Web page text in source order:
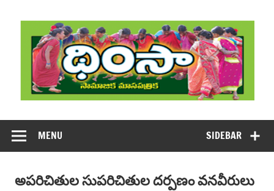
content
DHIMSA
SIDEBAR
MENU
అపరిచితుల సుపరిచితుల దర్పణం వనవీరులు